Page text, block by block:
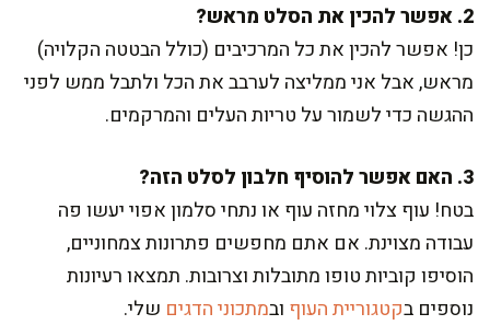
2. אפשר להכין את הסלט מראש?
כן! אפשר להכין את כל המרכיבים (כולל הבטטה הקלויה)
מראש, אבל אני ממליצה לערבב את הכל ולתבל ממש לפני
ההגשה כדי לשמור על טריות העלים והמרקמים.
3. האם אפשר להוסיף חלבון לסלט הזה?
בטח! עוף צלוי מחזה עוף או נתחי סלמון אפוי יעשו פה
עבודה מצוינת. אם אתם מחפשים פתרונות צמחוניים,
הוסיפו קוביות טופו מתובלות וצרובות. תמצאו רעיונות
נוספים בקטגוריית העוף ובמתכוני הדגים שלי.